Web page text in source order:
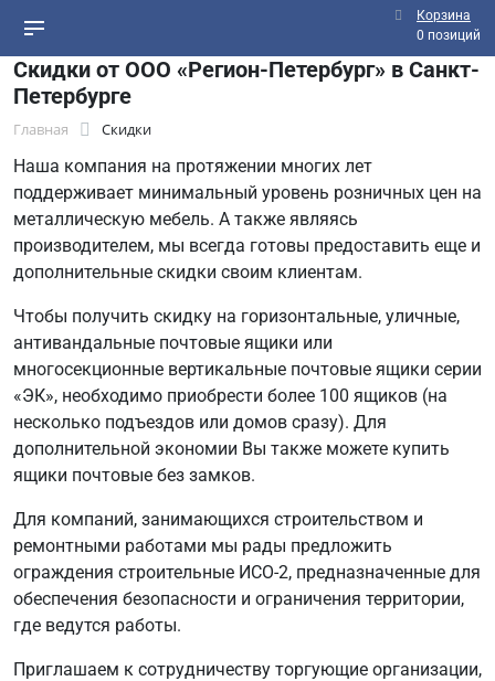
Корзина
0 позиций
Скидки от ООО «Регион-Петербург» в Санкт-
Петербурге
Главная Скидки
Наша компания на протяжении многих лет
поддерживает минимальный уровень розничных цен на
металлическую мебель. А также являясь
производителем, мы всегда готовы предоставить еще и
дополнительные скидки своим клиентам.
Чтобы получить скидку на горизонтальные, уличные,
антивандальные почтовые ящики или
многосекционные вертикальные почтовые ящики серии
«ЭК», необходимо приобрести более 100 ящиков (на
несколько подъездов или домов сразу). Для
дополнительной экономии Вы также можете купить
ящики почтовые без замков.
Для компаний, занимающихся строительством и
ремонтными работами мы рады предложить
ограждения строительные ИСО-2, предназначенные для
обеспечения безопасности и ограничения территории,
где ведутся работы.
Приглашаем к сотрудничеству торгующие организации,